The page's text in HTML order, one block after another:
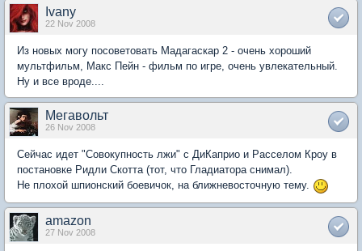
Ivany
22 Nov 2008
Из новых могу посоветовать Мадагаскар 2 - очень хороший
мультфильм, Макс Пейн - фильм по игре, очень увлекательный.
Ну и все вроде....
Мегавольт
26 Nov 2008
Сейчас идет "Совокупность лжи" с ДиКаприо и Расселом Кроу в
постановке Ридли Скотта (тот, что Гладиатора снимал).
Не плохой шпионский боевичок, на ближневосточную тему.
amazon
27 Nov 2008